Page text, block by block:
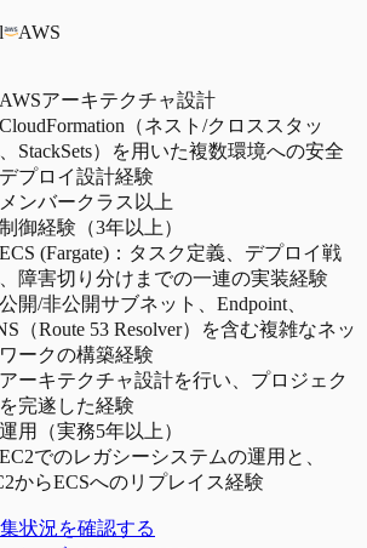
AWS
AWSアーキテクチャ設計
CloudFormation（ネスト/クロススタッ
StackSets）を用いた複数環境への安全
プロイ設計経験
メンバークラス以上
制御経験（3年以上）
ECS (Fargate)：タスク定義、デプロイ戦
障害切り分けまでの一連の実装経験
公開/非公開サブネット、Endpoint、
（Route 53 Resolver）を含む複雑なネッ
ワークの構築経験
アーキテクチャ設計を行い、プロジェク
を完遂した経験
運用（実務5年以上）
EC2でのレガシーシステムの運用と、
からECSへのリプレイス経験
状況を確認する